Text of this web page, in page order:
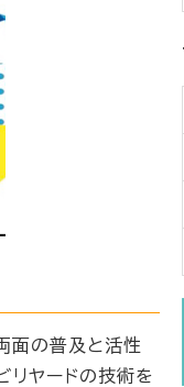
面の普及と活性
リヤードの技術を